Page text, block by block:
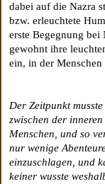
dabei auf die Nazra
bzw. erleuchtete
erste Begegnung
gewohnt ihre
ein, in der
Der Zeitpunkt
zwischen der
Menschen, und so
nur wenige
einzuschlagen, und
keiner wusste